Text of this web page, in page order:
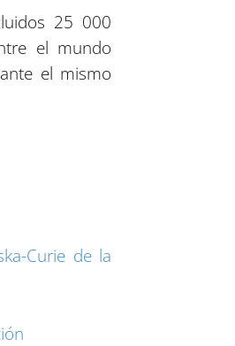
25 000
el mundo
el mismo
Curie de la